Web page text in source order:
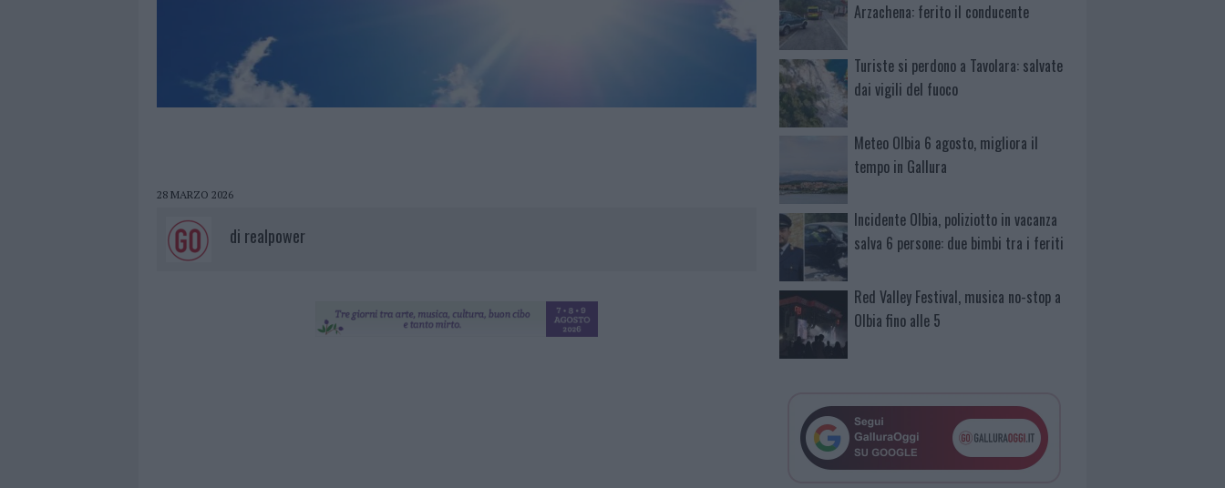
28 MARZO 2026
di realpower
Arzachena: ferito il conducente
Turiste si perdono a Tavolara: salvate
dai vigili del fuoco
Meteo Olbia 6 agosto, migliora il
tempo in Gallura
Incidente Olbia, poliziotto in vacanza
salva 6 persone: due bimbi tra i feriti
Red Valley Festival, musica no-stop a
Olbia fino alle 5